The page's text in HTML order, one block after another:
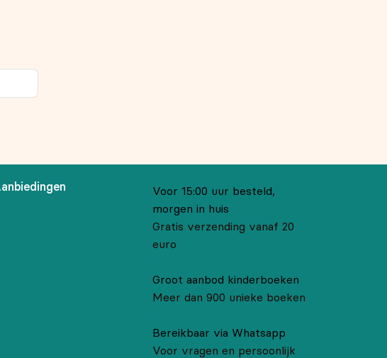
Voor 15:00 uur besteld,
morgen in huis
Gratis verzending vanaf 20
euro
Groot aanbod kinderboeken
Meer dan 900 unieke boeken
Bereikbaar via Whatsapp
Voor vragen en persoonlijk